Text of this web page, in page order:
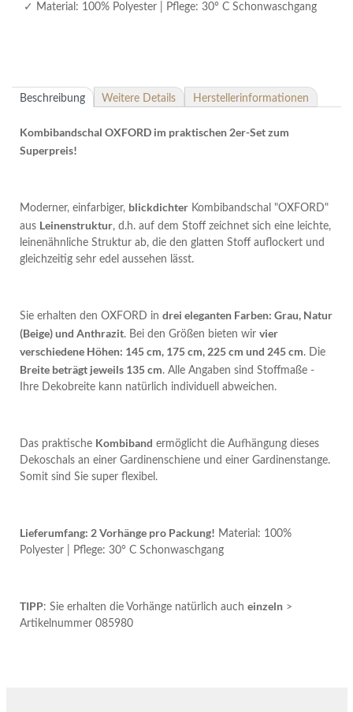
Material: 100% Polyester | Pflege: 30° C Schonwaschgang
Beschreibung Weitere Details Herstellerinformationen
Kombibandschal OXFORD im praktischen 2er-Set zum
Superpreis!
Moderner, einfarbiger, blickdichter Kombibandschal "OXFORD"
aus Leinenstruktur, d.h. auf dem Stoff zeichnet sich eine leichte,
leinenähnliche Struktur ab, die den glatten Stoff auflockert und
gleichzeitig sehr edel aussehen lässt.
Sie erhalten den OXFORD in drei eleganten Farben: Grau, Natur
(Beige) und Anthrazit. Bei den Größen bieten wir vier
verschiedene Höhen: 145 cm, 175 cm, 225 cm und 245 cm. Die
Breite beträgt jeweils 135 cm. Alle Angaben sind Stoffmaße -
Ihre Dekobreite kann natürlich individuell abweichen.
Das praktische Kombiband ermöglicht die Aufhängung dieses
Dekoschals an einer Gardinenschiene und einer Gardinenstange.
Somit sind Sie super flexibel.
Lieferumfang: 2 Vorhänge pro Packung! Material: 100%
Polyester | Pflege: 30° C Schonwaschgang
TIPP: Sie erhalten die Vorhänge natürlich auch einzeln >
Artikelnummer 085980